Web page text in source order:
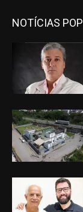
NOTÍCIAS